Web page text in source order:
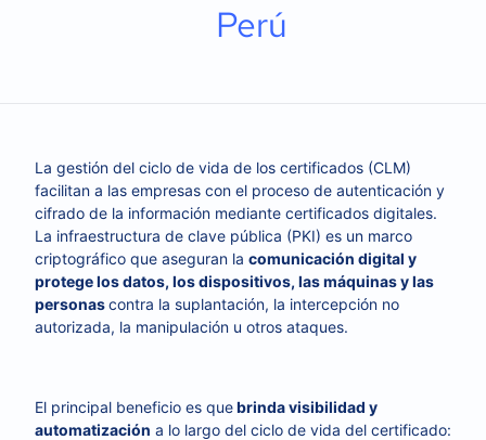
Perú
La gestión del ciclo de vida de los certificados (CLM)
facilitan a las empresas con el proceso de autenticación y
cifrado de la información mediante certificados digitales.
La infraestructura de clave pública (PKI) es un marco
criptográfico que aseguran la comunicación digital y
protege los datos, los dispositivos, las máquinas y las
personascontra la suplantación, la intercepción no
autorizada, la manipulación u otros ataques.
El principal beneficio es quebrinda visibilidad y
automatización a lo largo del ciclo de vida del certificado: